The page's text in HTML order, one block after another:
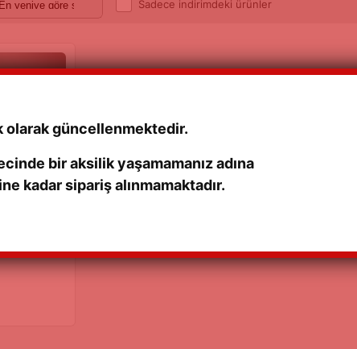
Sadece indirimdeki ürünler
olarak güncellenmektedir.
bir aksilik yaşamamanız adına
kadar sipariş alınmamaktadır.